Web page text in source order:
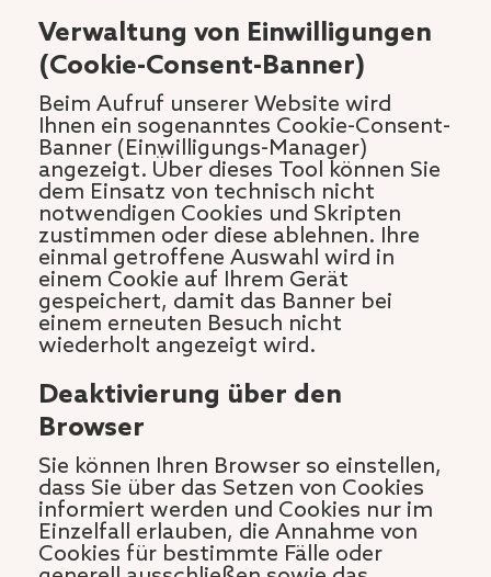
Verwaltung von Einwilligungen
(Cookie-Consent-Banner)
Beim Aufruf unserer Website wird
Ihnen ein sogenanntes Cookie-Consent-
Banner (Einwilligungs-Manager)
angezeigt. Über dieses Tool können Sie
dem Einsatz von technisch nicht
notwendigen Cookies und Skripten
zustimmen oder diese ablehnen. Ihre
einmal getroffene Auswahl wird in
einem Cookie auf Ihrem Gerät
gespeichert, damit das Banner bei
einem erneuten Besuch nicht
wiederholt angezeigt wird.
Deaktivierung über den
Browser
Sie können Ihren Browser so einstellen,
dass Sie über das Setzen von Cookies
informiert werden und Cookies nur im
Einzelfall erlauben, die Annahme von
Cookies für bestimmte Fälle oder